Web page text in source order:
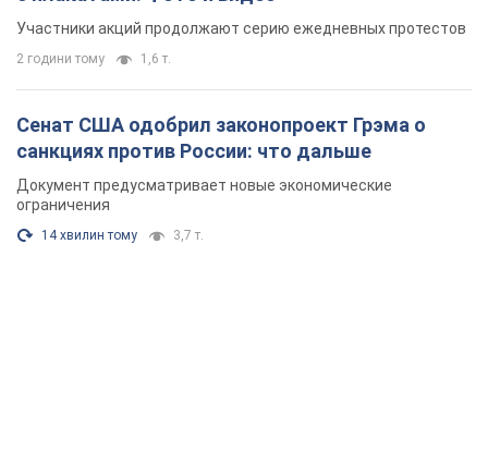
Участники акций продолжают серию ежедневных протестов
2 години тому 1,6 т.
Сенат США одобрил законопроект Грэма о
санкциях против России: что дальше
Документ предусматривает новые экономические
ограничения
14 хвилин тому 3,7 т.